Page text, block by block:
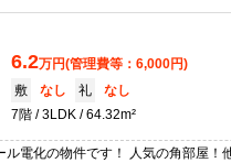
6.2万円(管理費等：6,000円)
敷
なし 礼
なし
7階
3LDK 64.32m²
ル電化の物件です！ 人気の角部屋！